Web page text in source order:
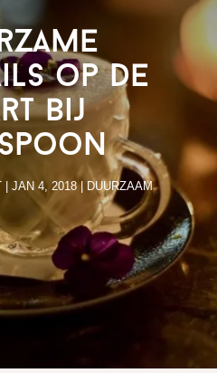
op de
bij
| JAN 4, 2018| DUURZAAM